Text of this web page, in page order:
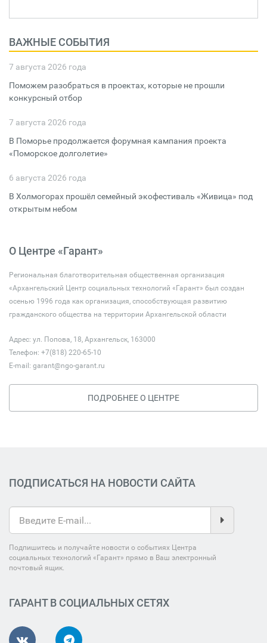
ВАЖНЫЕ СОБЫТИЯ
7 августа 2026 года
Поможем разобраться в проектах, которые не прошли
конкурсный отбор
7 августа 2026 года
В Поморье продолжается форумная кампания проекта
«Поморское долголетие»
6 августа 2026 года
В Холмогорах прошёл семейный экофестиваль «Живица» под
открытым небом
О Центре «Гарант»
Региональная благотворительная общественная организация
«Архангельский Центр социальных технологий «Гарант» был создан
осенью 1996 года как организация, способствующая развитию
гражданского общества на территории Архангельской области
Адрес: ул. Попова, 18, Архангельск, 163000
Телефон: +7(818) 220-65-10
E-mail: garant@ngo-garant.ru
ПОДРОБНЕЕ О ЦЕНТРЕ
ПОДПИСАТЬСЯ НА НОВОСТИ САЙТА
Подпишитесь и получайте новости о событиях Центра
социальных технологий «Гарант» прямо в Ваш электронный
почтовый ящик.
ГАРАНТ В СОЦИАЛЬНЫХ СЕТЯХ